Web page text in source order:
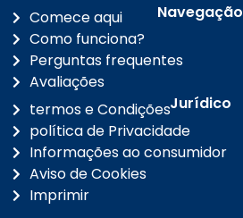
Navegação
Comece aqui
Como funciona?
Perguntas frequentes
Avaliações
Jurídico
termos e Condições
política de Privacidade
Informações ao consumidor
Aviso de Cookies
Imprimir